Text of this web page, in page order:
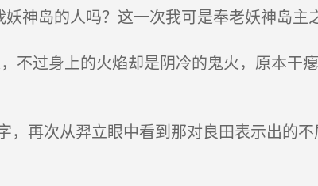
神岛的人吗？这一次我可是奉老妖神岛主
不过身上的火焰却是阴冷的鬼火，原本干
，再次从羿立眼中看到那对良田表示出的